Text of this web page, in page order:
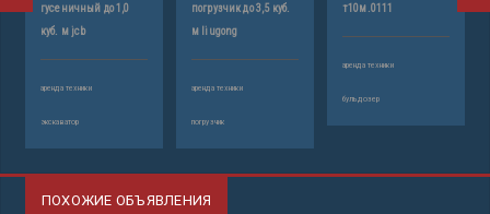
гусеничный до 1,0
куб. м jcb
аренда техники
экскаватор
погрузчик до 3,5 куб.
м liugong
аренда техники
погрузчик
т10м.0111
аренда техники
бульдозер
ПОХОЖИЕ ОБЪЯВЛЕНИЯ